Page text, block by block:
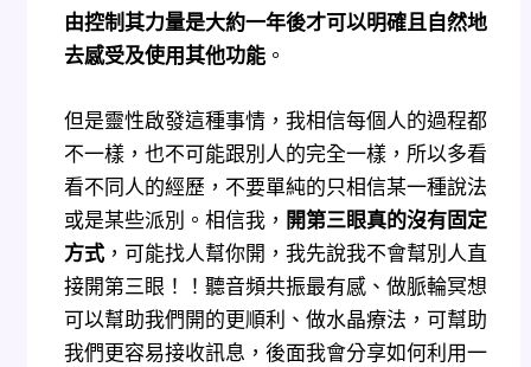
由控制其力量是大約一年後才可以明確且自然地
去感受及使用其他功能。
但是靈性啟發這種事情，我相信每個人的過程都
不一樣，也不可能跟別人的完全一樣，所以多看
看不同人的經歷，不要單純的只相信某一種說法
或是某些派別。相信我， 開第三眼真的沒有固定
方式，可能找人幫你開，我先說我不會幫別人直
接開第三眼！！聽音頻共振最有感、做脈輪冥想
可以幫助我們開的更順利、做水晶療法，可幫助
我們更容易接收訊息，後面我會分享如何利用一